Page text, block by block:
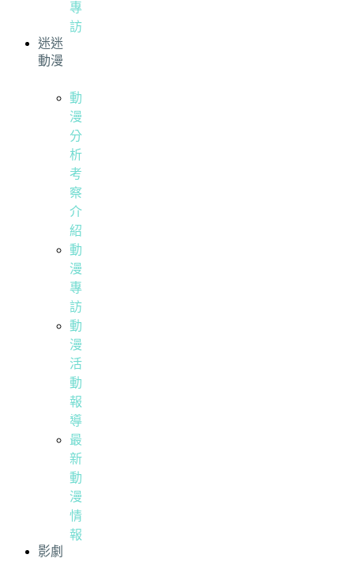
專
訪
迷迷
動漫
動
漫
分
析
考
察
介
紹
動
漫
專
訪
動
漫
活
動
報
導
最
新
動
漫
情
報
影劇